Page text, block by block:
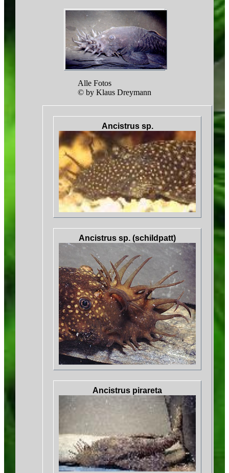
Alle Fotos
© by Klaus Dreymann
Ancistrus sp.
Ancistrus sp. (schildpatt)
Ancistrus pirareta